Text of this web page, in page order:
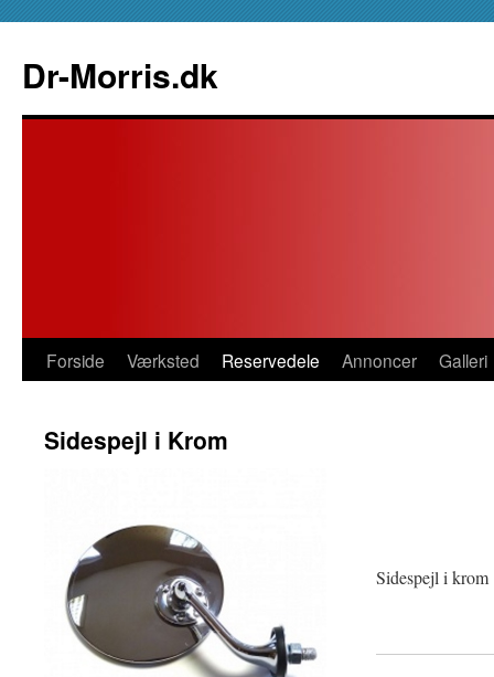
indhold
Dr-Morris.dk
Forside Værksted Reservedele Annoncer Galleri
Sidespejl i Krom
Sidespejl i krom